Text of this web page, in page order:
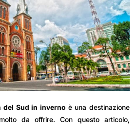
del Sud in inverno è una destinazione
da offrire. Con questo articolo,